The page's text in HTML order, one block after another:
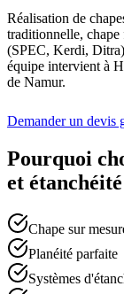
Réalisation de
traditionnelle, chape
(SPEC, Kerdi,
équipe intervient à
de Namur.
Demander un devis
Pourquoi
et étanchéité
Chape sur
Planéité parfaite
Systèmes